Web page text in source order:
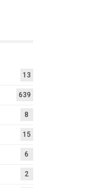
13
639
8
15
6
2